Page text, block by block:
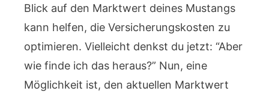
Blick auf den Marktwert deines Mustangs
kann helfen, die Versicherungskosten zu
optimieren. Vielleicht denkst du jetzt: “Aber
wie finde ich das heraus?” Nun, eine
Möglichkeit ist, den aktuellen Marktwert